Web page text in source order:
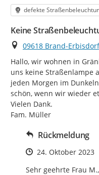
Kategorie
defekte
Keine
Ort
09618 Brand-
Hallo, wir wohnen in
uns keine Straßenlampe
jeden Morgen im
schön, wenn wir wieder
Vielen Dank.
Fam. Müller
Rückmeldung
Zeitpunkt des
24. Oktober 2023
Sehr geehrte Frau M.,